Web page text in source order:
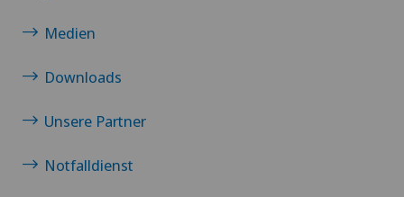
Medien
Downloads
Unsere Partner
Notfalldienst